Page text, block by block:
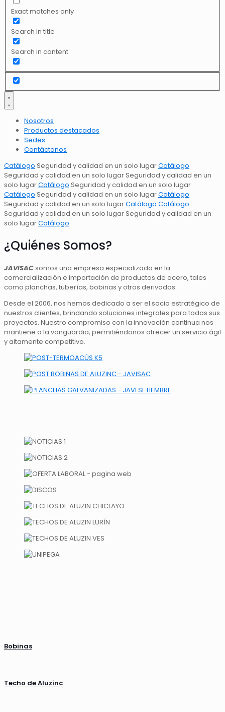
Exact matches only
Search in title
Search in content
Nosotros
Productos destacados
Sedes
Contáctanos
Catálogo Seguridad y calidad en un solo lugarCatálogo
Seguridad y calidad en un solo lugarSeguridad y calidad en un
solo lugarCatálogo Seguridad y calidad en un solo lugar
Catálogo Seguridad y calidad en un solo lugarCatálogo
Seguridad y calidad en un solo lugarCatálogo Catálogo
Seguridad y calidad en un solo lugarSeguridad y calidad en un
solo lugarCatálogo
¿Quiénes Somos?
JAVISACsomos una empresa especializada en la
comercialización e importación de productos de acero, tales
como planchas, tuberías, bobinas y otros derivados.
Desde el 2006, nos hemos dedicado a ser el socio estratégico de
nuestros clientes, brindando soluciones integrales para todos sus
proyectos. Nuestro compromiso con la innovación continua nos
mantiene a la vanguardia, permitiéndonos ofrecer un servicio ágil
y altamente competitivo.
Bobinas
Techo de Aluzinc